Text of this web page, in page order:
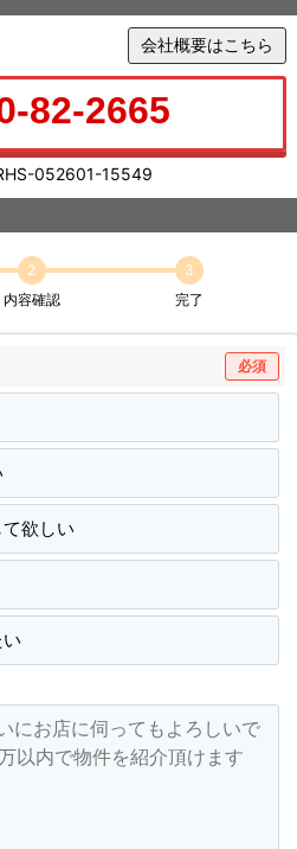
会社概要はこちら
82-2665
052601-15549
2
内容確認
3
完了
必須
欲しい